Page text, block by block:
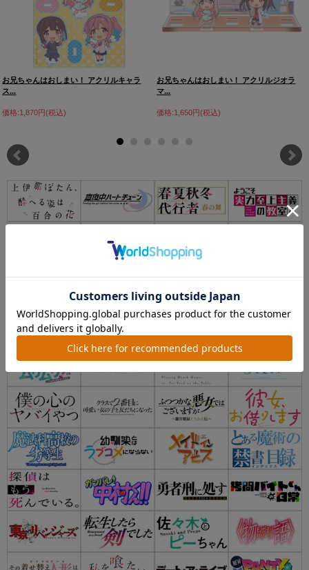
お兄ちゃんはおしまい！ アクリルキャラ
ス...
価格:1,870円(税込)
お兄ちゃんはおしまい！ アクリルジオラ
マ...
価格:1,650円(税込)